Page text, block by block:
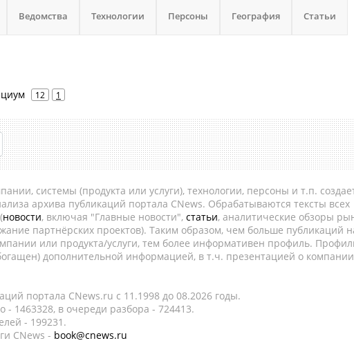
Ведомства Технологии Персоны География Статьи
12 1
системы (продукта или услуги), технологии, персоны и т.п.
архива публикаций портала CNews. Обрабатываются тексты всех
новости, включая "Главные новости", статьи, аналитические обзоры
партнёрских проектов). Таким образом, чем больше публикаций
или продукта/услуги, тем более информативен профиль.
дополнительной информацией, в т.ч. презентацией о
портала CNews.ru c 11.1998 до 08.2026 годы.
1463328, в очереди разбора - 724413.
- 199231.
CNews - book@cnews.ru